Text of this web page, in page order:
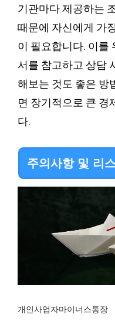
기관마다 제공하는
때문에 자신에게 가
이 필요합니다. 이를
서를 참고하고 상담
해보는 것도 좋은 방
면 장기적으로 큰 경
다.
주의사항 및 리
개인사업자마이너스통장